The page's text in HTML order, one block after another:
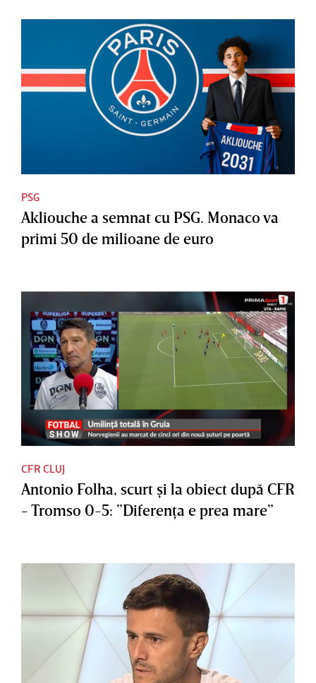
PSG
Akliouche a semnat cu PSG. Monaco va
primi 50 de milioane de euro
CFR CLUJ
Antonio Folha, scurt şi la obiect după CFR
- Tromso 0-5: ”Diferenţa e prea mare”